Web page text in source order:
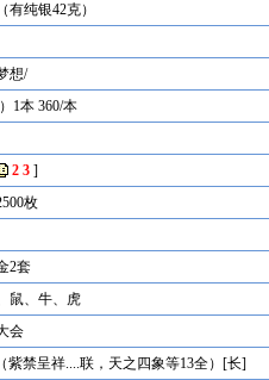
纯银42克）
想/
1本 360/本
2 3]
枚
2套
鼠、牛、虎
会
紫禁呈祥....联，天之四象等13全）[长]